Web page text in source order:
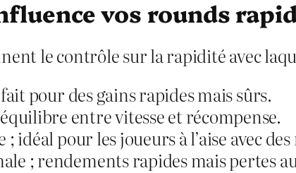
vos rounds
le contrôle sur la rapidité avec
pour des gains rapides mais sûrs.
entre vitesse et récompense.
idéal pour les joueurs à l’aise avec
; rendements rapides mais pertes